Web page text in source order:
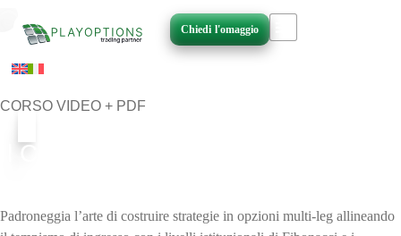
contenuto
Chiedi l'omaggio
CORSO VIDEO + PDF
Il Condor di Fibonacci: Precisione
Padroneggia l’arte di costruire strategie in opzioni multi-leg allineando